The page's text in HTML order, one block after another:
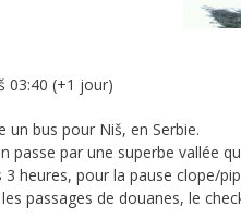
03:40 (+1 jour)
un bus pour Niš, en Serbie.
passe par une superbe vallée
3 heures, pour la pause clope/
passages de douanes, le